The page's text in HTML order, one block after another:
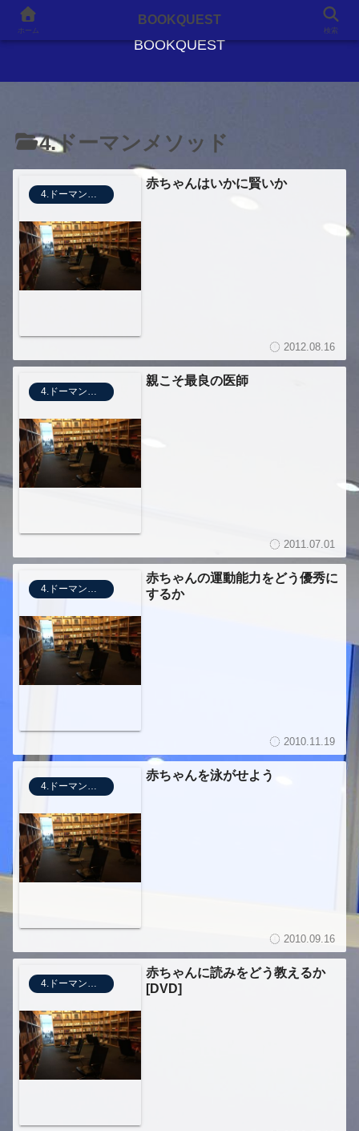
BOOKQUEST
4.ドーマンメソッド
4.ドーマンメソッド
赤ちゃんはいかに賢いか
2012.08.16
4.ドーマンメソッド
親こそ最良の医師
2011.07.01
4.ドーマンメソッド
赤ちゃんの運動能力をどう優秀に
するか
2010.11.19
4.ドーマンメソッド
赤ちゃんを泳がせよう
2010.09.16
4.ドーマンメソッド
赤ちゃんに読みをどう教えるか
[DVD]
ホーム
BOOKQUEST
検索